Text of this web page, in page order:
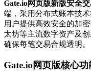
Gate.io网页版新版安全
端，采用分布式账本技
用户提供高效安全的加
太坊等主流数字资产及
确保每笔交易合规透明。
Gate.io网页版核心